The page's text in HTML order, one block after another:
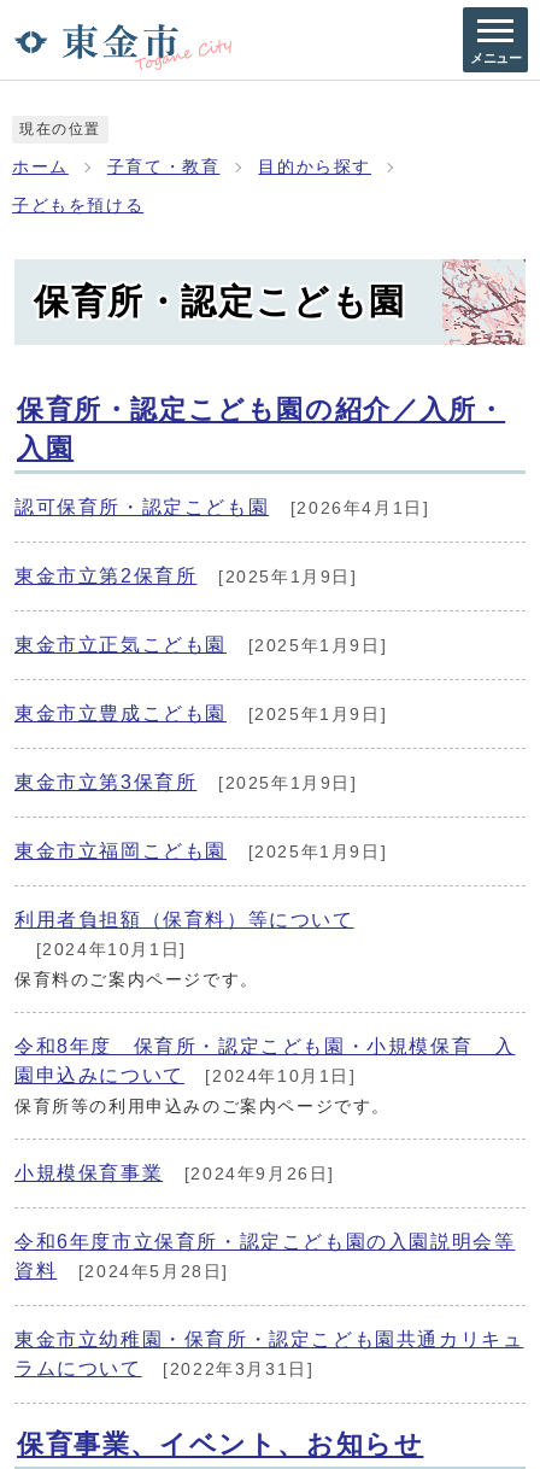
メニュー
現在の位置
ホーム 子育て・教育 目的から探す
子どもを預ける
保育所・認定こども園
保育所・認定こども園の紹介／入所・
入園
認可保育所・認定こども園 [2026年4月1日]
東金市立第2保育所 [2025年1月9日]
東金市立正気こども園 [2025年1月9日]
東金市立豊成こども園 [2025年1月9日]
東金市立第3保育所 [2025年1月9日]
東金市立福岡こども園 [2025年1月9日]
利用者負担額（保育料）等について
[2024年10月1日]
保育料のご案内ページです。
令和8年度 保育所・認定こども園・小規模保育 入
園申込みについて
[2024年10月1日]
保育所等の利用申込みのご案内ページです。
小規模保育事業 [2024年9月26日]
令和6年度市立保育所・認定こども園の入園説明会等
資料
[2024年5月28日]
東金市立幼稚園・保育所・認定こども園共通カリキュ
ラムについて
[2022年3月31日]
保育事業、イベント、お知らせ